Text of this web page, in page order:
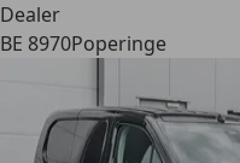
Dealer
BE 8970Poperinge